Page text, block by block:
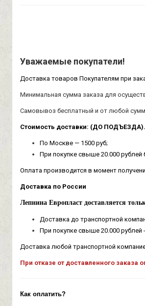
Уважаемые покупатели!
Доставка товаров Покупателям при
Минимальная сумма заказа для
Самовывоз бесплатный и от любой
Стоимость доставки: (ДО ПОДЪЕЗДА).
По Москве — 1500 руб;
При покупке свыше 20.000
Оплата производится в момент
Доставка по России
Лепнина Европласт доставляется
Доставка до транспортной
При покупке свыше 20.000 рублей
Доставка любой транспортной
При отказе от доставленного заказа
Как оплатить?